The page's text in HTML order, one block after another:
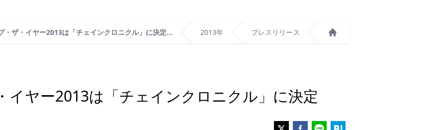
・ザ・イヤー2013は「チェインクロニクル」に決定... 2013年 プレスリリース
イヤー2013は「チェインクロニクル」に決定